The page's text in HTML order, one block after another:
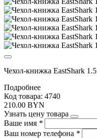
Чехол-книжка EastShark
Подробнее
Код товара: 4740
210.00 BYN
Узнать цену товара
Ваше имя *
Ваш номер телефона *